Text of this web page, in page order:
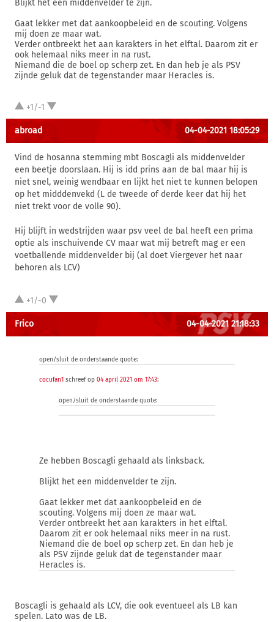
Blijkt het een middenvelder te zijn.
Gaat lekker met dat aankoopbeleid en de scouting. Volgens
mij doen ze maar wat.
Verder ontbreekt het aan karakters in het elftal. Daarom zit er
ook helemaal niks meer in na rust.
Niemand die de boel op scherp zet. En dan heb je als PSV
zijnde geluk dat de tegenstander maar Heracles is.
+1/-1
abroad 04-04-2021 18:05:29
Vind de hosanna stemming mbt Boscagli als middenvelder
een beetje doorslaan. Hij is idd prins aan de bal maar hij is
niet snel, weinig wendbaar en lijkt het niet te kunnen belopen
op het midddenvekd (L de tweede of derde keer dat hij het
niet trekt voor de volle 90).
Hij blijft in wedstrijden waar psv veel de bal heeft een prima
optie als inschuivende CV maar wat mij betreft mag er een
voetballende middenvelder bij (al doet Viergever het naar
behoren als LCV)
+1/-0
Frico 04-04-2021 21:18:33
open/sluit de onderstaande quote:
cocufan1 schreef op 04 april 2021 om 17:43:
open/sluit de onderstaande quote:
Ze hebben Boscagli gehaald als linksback.
Blijkt het een middenvelder te zijn.
Gaat lekker met dat aankoopbeleid en de
scouting. Volgens mij doen ze maar wat.
Verder ontbreekt het aan karakters in het elftal.
Daarom zit er ook helemaal niks meer in na rust.
Niemand die de boel op scherp zet. En dan heb je
als PSV zijnde geluk dat de tegenstander maar
Heracles is.
Boscagli is gehaald als LCV, die ook eventueel als LB kan
spelen. Lato was de LB.